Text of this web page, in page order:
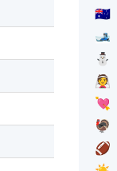
🇦🇺
🎿
⛄
👰
💘
🦃
🏈